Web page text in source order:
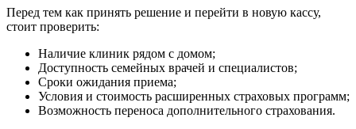
Перед тем как принять решение и перейти в новую кассу,
стоит проверить:
Наличие клиник рядом с домом;
Доступность семейных врачей и специалистов;
Сроки ожидания приема;
Условия и стоимость расширенных страховых программ;
Возможность переноса дополнительного страхования.